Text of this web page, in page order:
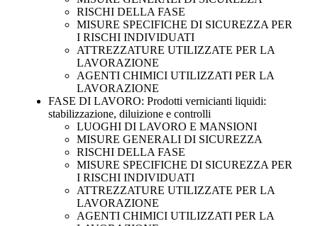
RISCHI DELLA FASE
MISURE SPECIFICHE DI SICUREZZA PER
I RISCHI INDIVIDUATI
ATTREZZATURE UTILIZZATE PER LA
LAVORAZIONE
AGENTI CHIMICI UTILIZZATI PER LA
LAVORAZIONE
FASE DI LAVORO: Prodotti vernicianti liquidi:
stabilizzazione, diluizione e controlli
LUOGHI DI LAVORO E MANSIONI
MISURE GENERALI DI SICUREZZA
RISCHI DELLA FASE
MISURE SPECIFICHE DI SICUREZZA PER
I RISCHI INDIVIDUATI
ATTREZZATURE UTILIZZATE PER LA
LAVORAZIONE
AGENTI CHIMICI UTILIZZATI PER LA